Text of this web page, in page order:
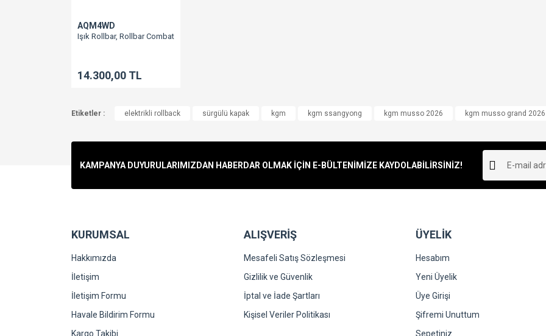
AQM4WD
Işık Rollbar, Rollbar Combat
14.300,00 TL
Etiketler : elektrikli rollback sürgülü kapak kgm kgm ssangyong kgm musso 2026 kgm musso grand 2026
KAMPANYA DUYURULARIMIZDAN HABERDAR OLMAK İÇİN E-BÜLTENİMİZE KAYDOLABİLİRSİNİZ!
KURUMSAL
Hakkımızda
İletişim
İletişim Formu
Havale Bildirim Formu
Kargo Takibi
ALIŞVERİŞ
Mesafeli Satış Sözleşmesi
Gizlilik ve Güvenlik
İptal ve İade Şartları
Kişisel Veriler Politikası
ÜYELİK
Hesabım
Yeni Üyelik
Üye Girişi
Şifremi Unuttum
Sepetiniz